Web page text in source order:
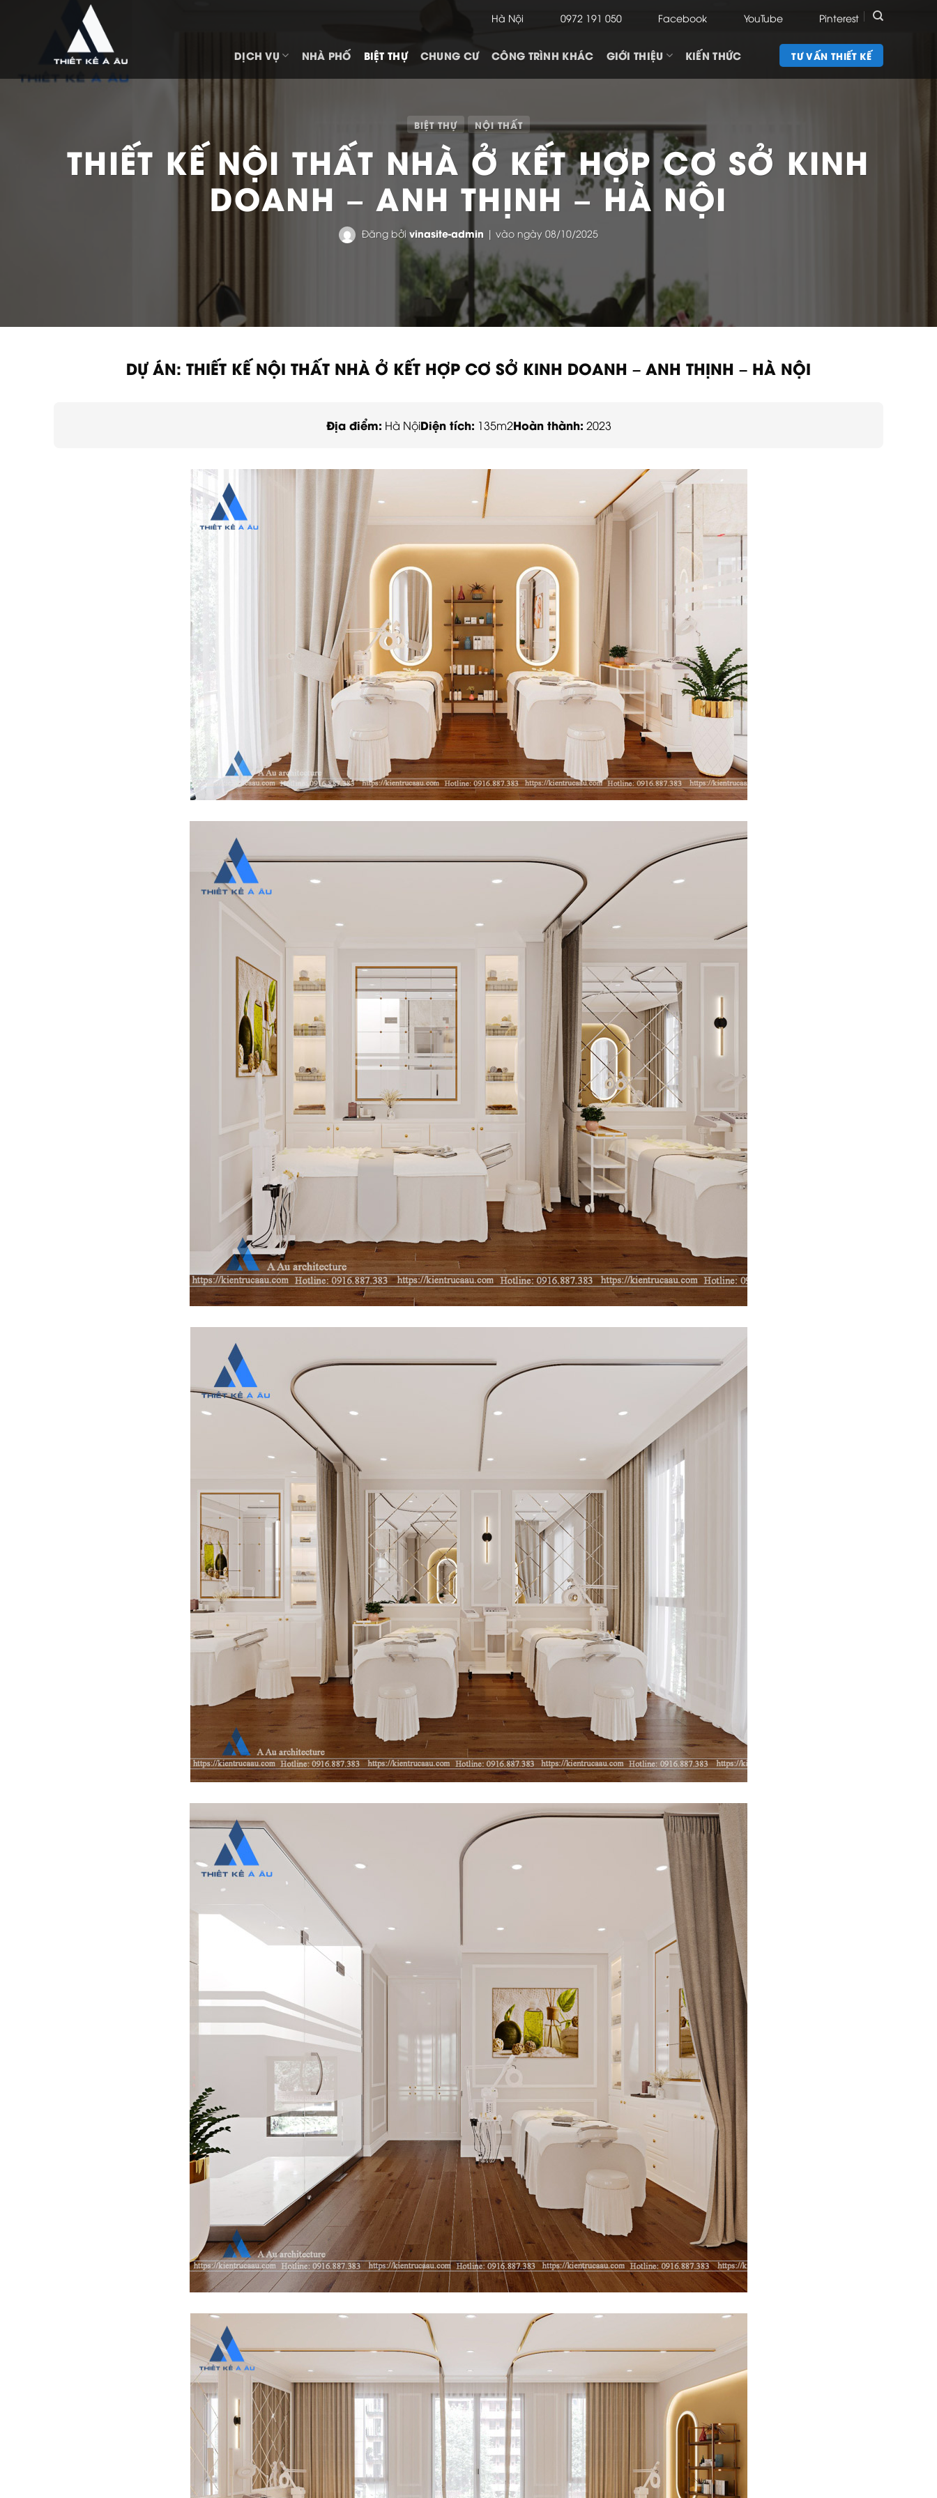
Hà Nội 0972 191 050 Facebook YouTube Pinterest
DỊCH VỤ NHÀ PHỐ BIỆT THỰ CHUNG CƯ CÔNG TRÌNH KHÁC GIỚI THIỆU KIẾN THỨC TƯ VẤN THIẾT KẾ
BIỆT THỰ NỘI THẤT
THIẾT KẾ NỘI THẤT NHÀ Ở KẾT HỢP CƠ SỞ KINH
DOANH – ANH THỊNH – HÀ NỘI
Đăng bởi vinasite-admin | vào ngày 08/10/2025
DỰ ÁN: THIẾT KẾ NỘI THẤT NHÀ Ở KẾT HỢP CƠ SỞ KINH DOANH – ANH THỊNH – HÀ NỘI
Địa điểm: Hà NộiDiện tích: 135m2Hoàn thành: 2023